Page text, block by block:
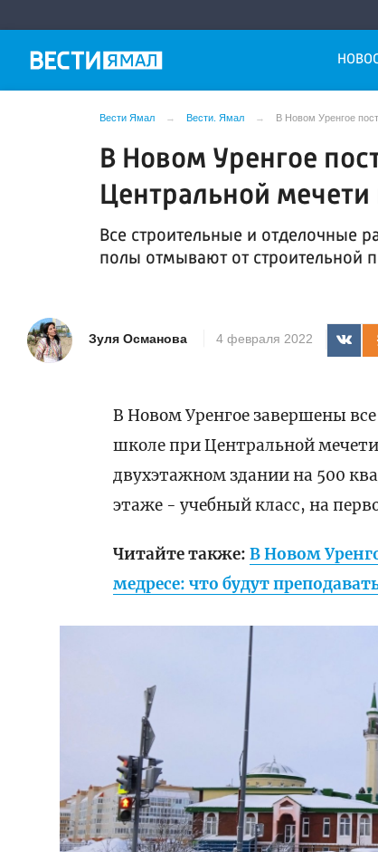
Вести Ямал Вести. Ямал В Новом Уренгое
В Новом Уренгое
Центральной мечети
Все строительные и отделочные
полы отмывают от строительной
Зуля Османова 4 февраля 2022
В Новом Уренгое завершены
школе при Центральной
двухэтажном здании на 500
этаже - учебный класс, на
Читайте также:В Новом
медресе: что будут